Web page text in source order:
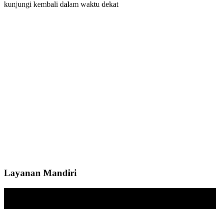
kunjungi kembali dalam waktu dekat
Layanan Mandiri